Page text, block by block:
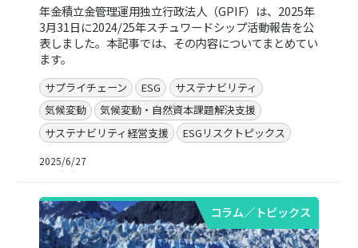
年金積立金管理運用独立行政法人（GPIF）は、2025年
3月31日に2024/25年スチュワードシップ活動報告を公
表しました。本記事では、その内容についてまとめてい
ます。
サプライチェーン ESG
サステナビリティ
気候変動
気候変動・自然資本課題解決支援
サステナビリティ経営支援
ESGリスクトピックス
2025/6/27
コラム／トピックス